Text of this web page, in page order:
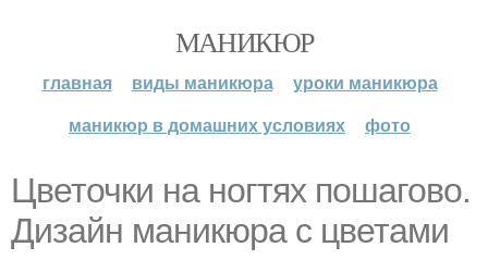
МАНИКЮР
главная виды маникюра
уроки маникюра
маникюр в домашних условиях
фото
Цветочки на ногтях пошагово.
Дизайн маникюра с цветами